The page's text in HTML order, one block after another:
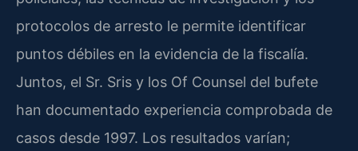
protocolos de arresto le permite identificar
puntos débiles en la evidencia de la fiscalía.
Juntos, el Sr. Sris y los Of Counsel del bufete
han documentado experiencia comprobada de
casos desde 1997. Los resultados varían;